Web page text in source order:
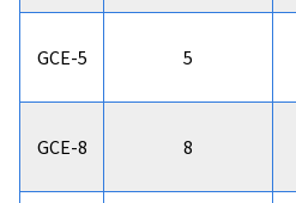
GCE-5 5
GCE-8 8